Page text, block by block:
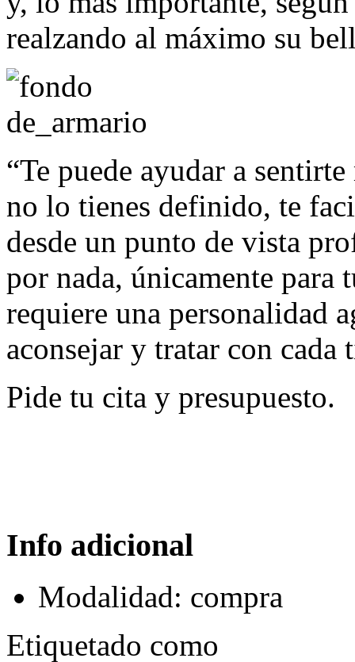
realzando al máximo su
“Te puede ayudar a
no lo tienes definido, te
desde un punto de vista
por nada, únicamente
requiere una personalidad
aconsejar y tratar con cada
Pide tu cita y presupuesto.
Info adicional
Modalidad: compra
Etiquetado como